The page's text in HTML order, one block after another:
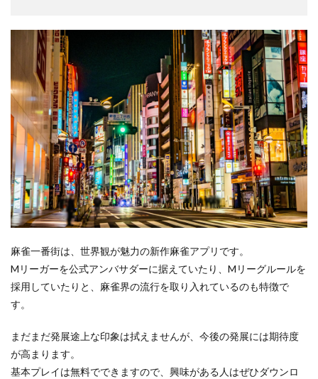
麻雀一番街は、世界観が魅力の新作麻雀アプリです。
Mリーガーを公式アンバサダーに据えていたり、Mリーグルールを
採用していたりと、麻雀界の流行を取り入れているのも特徴で
す。
まだまだ発展途上な印象は拭えませんが、今後の発展には期待度
が高まります。
基本プレイは無料でできますので、興味がある人はぜひダウンロ